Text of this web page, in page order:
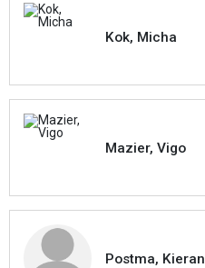
Kok, Micha
Mazier, Vigo
Postma, Kieran